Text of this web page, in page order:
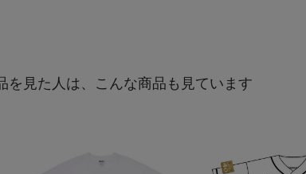
を見た人は、こんな商品も見ています